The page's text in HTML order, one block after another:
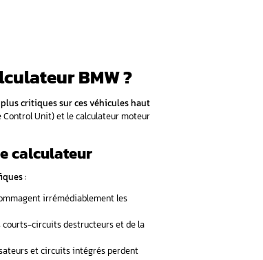
approfondi avant toute intervention. Nos outils
La réparation électronique avancée
Contact : 06 98 66 23 61..